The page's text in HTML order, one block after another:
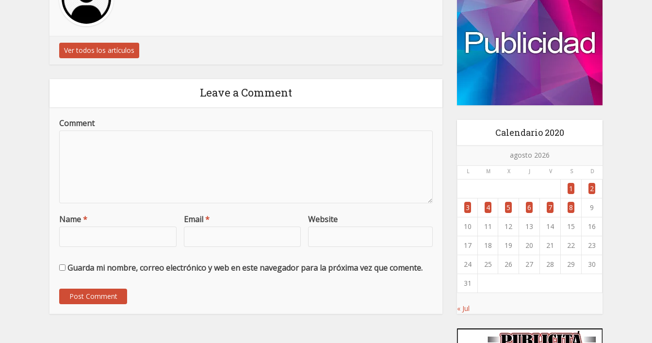
Ver todos los artículos
Leave a Comment
Comment
Name* Email* Website
Guarda mi nombre, correo electrónico y web en este navegador para la próxima vez que comente.
Calendario 2020
agosto 2026
L M X J V S D
1 2
3 4 5 6 7 8 9
10 11 12 13 14 15 16
17 18 19 20 21 22 23
24 25 26 27 28 29 30
31
« Jul